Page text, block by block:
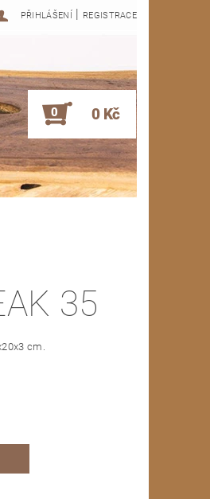
PŘIHLÁŠENÍ | REGISTRACE
0 0 Kč
35
cm.